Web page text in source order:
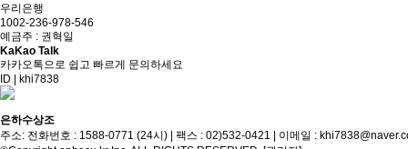
우리은행
1002-236-978-546
예금주 : 권혁일
KaKao Talk
카카오톡으로 쉽고 빠르게 문의하세요
ID | khi7838
은하수상조
주소: 전화번호 : 1588-0771 (24시) | 팩스 : 02)532-0421 | 이메일 :